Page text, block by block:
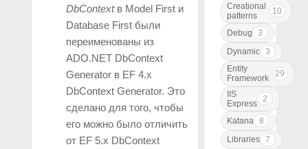
DbContextв Model First и
Database First были
переименованы из
ADO.NET DbContext
Generator в EF 4.x
DbContext Generator. Это
сделано для того, чтобы
его можно было отличить
от EF 5.x DbContext
Creational
patterns
10
Debug
3
Dynamic 3
Entity
Framework
29
IIS
Express
2
Katana
8
Libraries 7